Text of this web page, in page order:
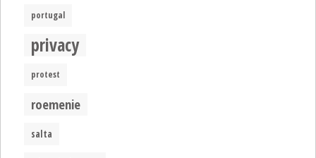
portugal
privacy
protest
roemenie
salta